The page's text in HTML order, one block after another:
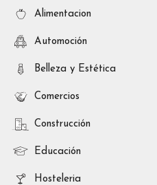
Alimentacion
Automoción
Belleza y Estética
Comercios
Construcción
Educación
Hosteleria